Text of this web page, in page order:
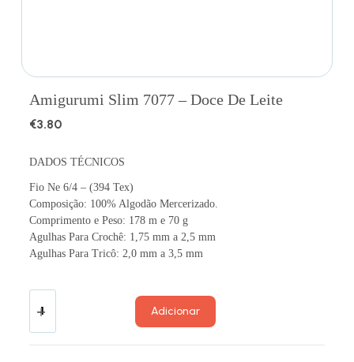
Amigurumi Slim 7077 – Doce De Leite
€3.80
DADOS TÉCNICOS
Fio Ne 6/4 – (394 Tex)
Composição: 100% Algodão Mercerizado.
Comprimento e Peso: 178 m e 70 g
Agulhas Para Crochê: 1,75 mm a 2,5 mm
Agulhas Para Tricô: 2,0 mm a 3,5 mm
Adicionar